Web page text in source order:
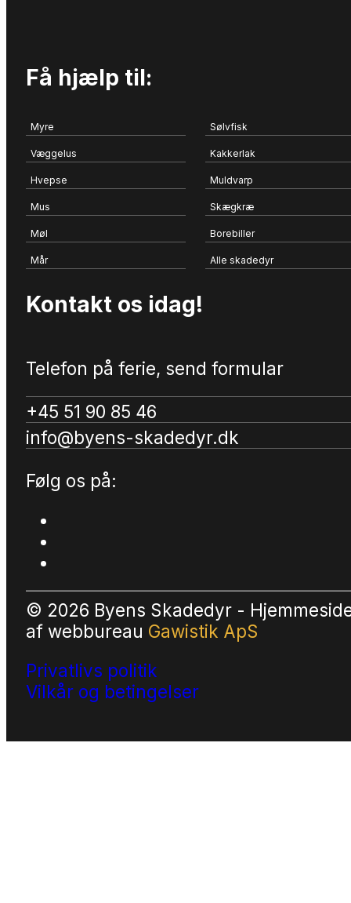
Få hjælp til:
Myre Sølvfisk
Væggelus Kakkerlak
Hvepse Muldvarp
Mus Skægkræ
Møl Borebiller
Mår Alle skadedyr
Kontakt os idag!
Telefon på ferie, send formular
+45 51 90 85 46
info@byens-skadedyr.dk
Følg os på:
© 2026 Byens Skadedyr -
af webbureau Gawistik ApS
Privatlivs politik
Vilkår og betingelser